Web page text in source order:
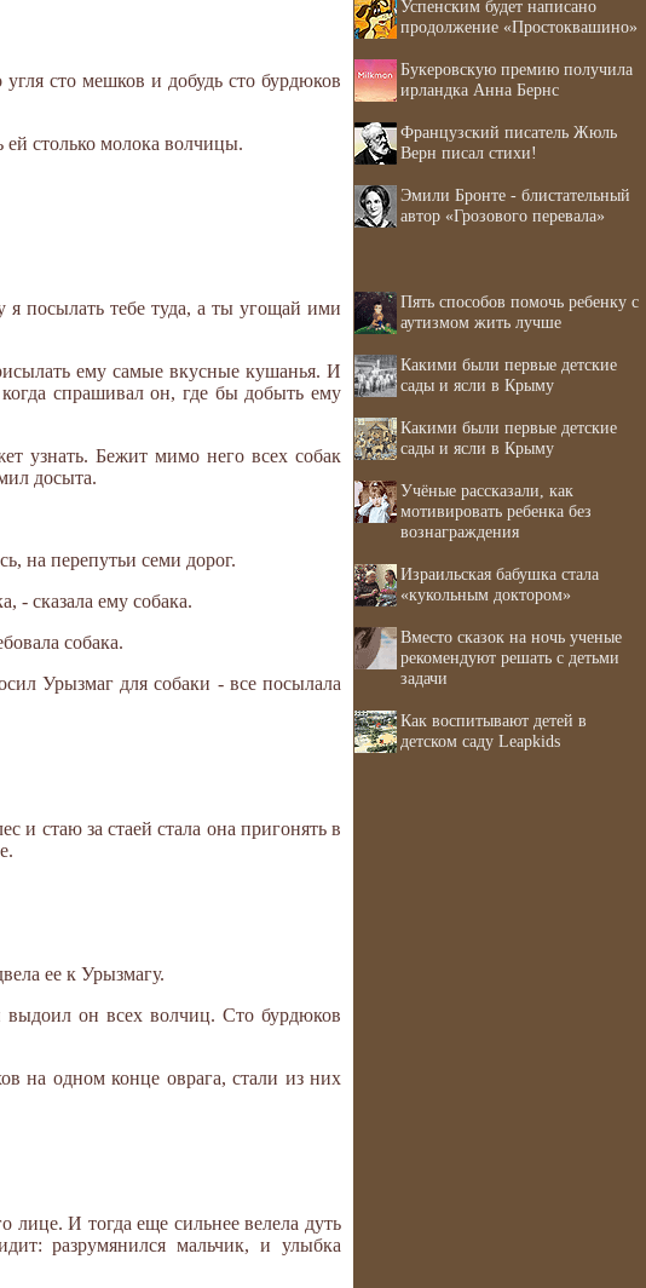
сто мешков и добудь сто бурдюков
ей столько молока волчицы.
я посылать тебе туда, а ты угощай ими
ему самые вкусные кушанья. И
спрашивал он, где бы добыть ему
узнать. Бежит мимо него всех собак
досыта.
на перепутьи семи дорог.
- сказала ему собака.
собака.
Урызмаг для собаки - все посылала
и стаю за стаей стала она пригонять в
ее к Урызмагу.
он всех волчиц. Сто бурдюков
на одном конце оврага, стали из них
И тогда еще сильнее велела дуть
разрумянился мальчик, и улыбка
Успенским будет написано
продолжение «Простоквашино»
Букеровскую премию получила
ирландка Анна Бернс
Французский писатель Жюль
Верн писал стихи!
Эмили Бронте - блистательный
автор «Грозового перевала»
Пять способов помочь ребенку с
аутизмом жить лучше
Какими были первые детские
сады и ясли в Крыму
Какими были первые детские
сады и ясли в Крыму
Учёные рассказали, как
мотивировать ребенка без
вознаграждения
Израильская бабушка стала
«кукольным доктором»
Вместо сказок на ночь ученые
рекомендуют решать с детьми
задачи
Как воспитывают детей в
детском саду Leapkids